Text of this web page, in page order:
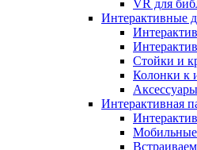
VR для
Интерактивные
Стойки и
Колонки к
Интерактивная
Мобильные